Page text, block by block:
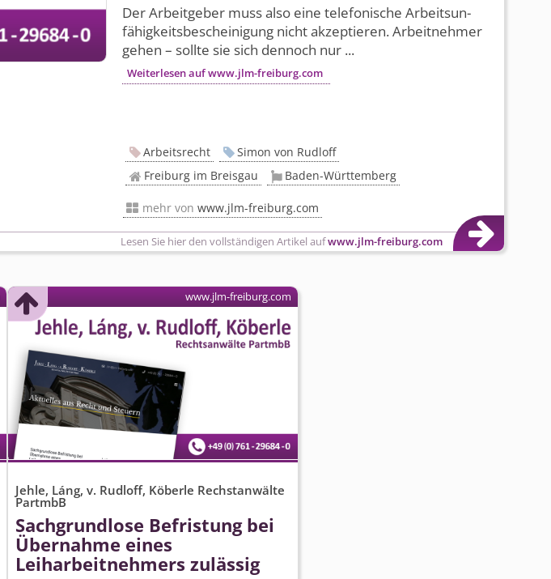
Der Arbeitgeber muss also eine telefonische Arbeitsun­
fähigkeits­bescheinigung nicht akzeptieren. Arbeitnehmer
gehen – sollte sie sich dennoch nur ...
Weiterlesen auf www.jlm-freiburg.com
Lesen Sie hier den vollständigen Artikel aufwww.jlm-freiburg.com
Arbeitsrecht
Simon von Rudloff
Freiburg im Breisgau
Baden-Württemberg
mehr vonwww.jlm-freiburg.com
Jehle, Láng, v. Rudloff, Köberle Rechstanwälte
PartmbB
Sachgrundlose Befristung bei
Übernahme eines
Leiharbeitnehmers zulässig
www.jlm-freiburg.com